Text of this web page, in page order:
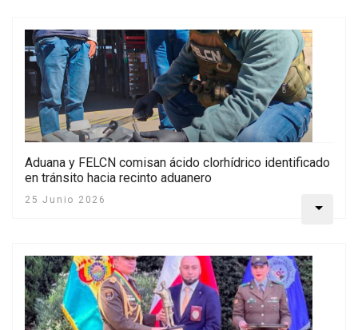
Aduana y FELCN comisan ácido clorhídrico identificado
en tránsito hacia recinto aduanero
25 Junio 2026